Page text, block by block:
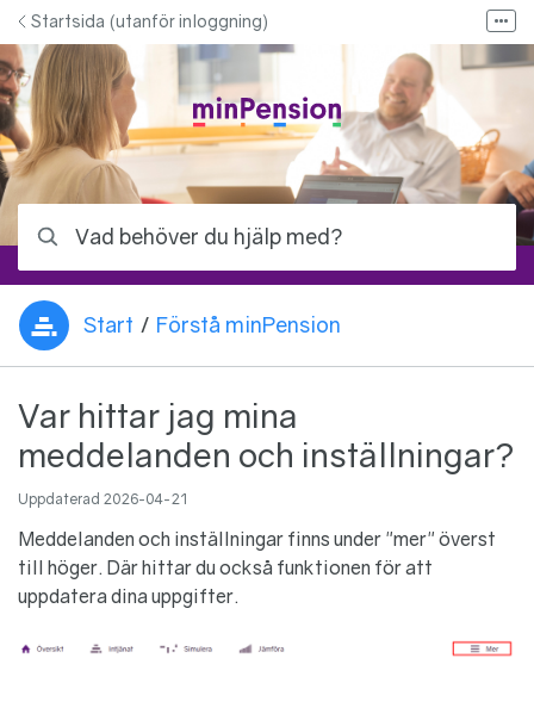
Hoppa till innehåll
Startsida (utanför inloggning)
Bloggen - Allt om pension
Kontakta oss
Kontakta ditt pensionsbolag
Logga in på minPension
Fler
Du är här:Start / Förstå minPension
Var hittar jag mina
meddelanden och inställningar?
Uppdaterad 2026-04-21
Meddelanden och inställningar finns under "mer" överst
till höger. Där hittar du också funktionen för att
uppdatera dina uppgifter.